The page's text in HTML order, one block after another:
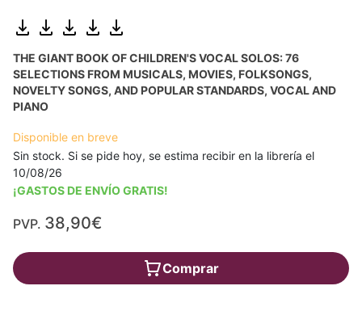
THE GIANT BOOK OF CHILDREN'S VOCAL SOLOS: 76
SELECTIONS FROM MUSICALS, MOVIES, FOLKSONGS,
NOVELTY SONGS, AND POPULAR STANDARDS, VOCAL AND
PIANO
Disponible en breve
Sin stock. Si se pide hoy, se estima recibir en la librería el
10/08/26
¡GASTOS DE ENVÍO GRATIS!
PVP. 38,90€
Comprar